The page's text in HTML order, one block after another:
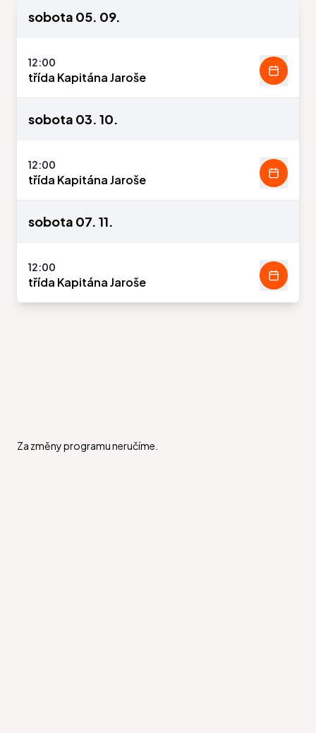
sobota 05. 09.
12:00
třída Kapitána Jaroše
sobota 03. 10.
12:00
třída Kapitána Jaroše
sobota 07. 11.
12:00
třída Kapitána Jaroše
Za změny programu neručíme.